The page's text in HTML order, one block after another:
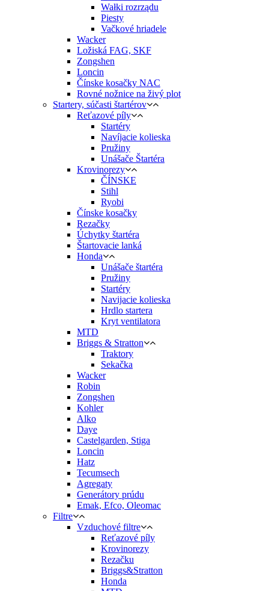
Wałki rozrządu
Piesty
Vačkové hriadele
Wacker
Ložiská FAG, SKF
Zongshen
Loncin
Čínske kosačky NAC
Rovné nožnice na živý plot
Startery, súčasti štartérov
Reťazové píly
Startéry
Navíjacie kolieska
Pružiny
Unášače Štartéra
Krovinorezy
ČÍNSKE
Stihl
Ryobi
Čínske kosačky
Rezačky
Úchytky štartéra
Štartovacie lanká
Honda
Unášače štartéra
Pružiny
Startéry
Navijacie kolieska
Hrdlo startera
Kryt ventilatora
MTD
Briggs & Stratton
Traktory
Sekačka
Wacker
Robin
Zongshen
Kohler
Alko
Daye
Castelgarden, Stiga
Loncin
Hatz
Tecumsech
Agregaty
Generátory prúdu
Emak, Efco, Oleomac
Filtre
Vzduchové filtre
Reťazové píly
Krovinorezy
Rezačku
Briggs&Stratton
Honda